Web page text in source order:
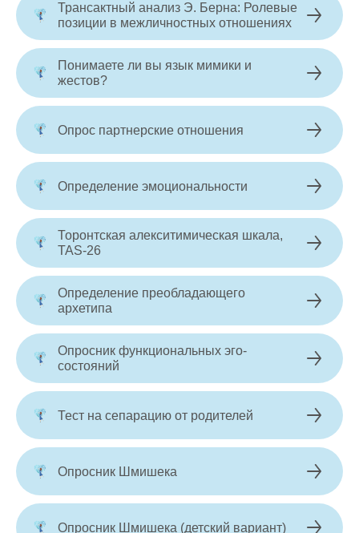
Трансактный анализ Э. Берна: Ролевые
позиции в межличностных отношениях
Понимаете ли вы язык мимики и
жестов?
Опрос партнерские отношения
Определение эмоциональности
Торонтская алекситимическая шкала,
TAS-26
Определение преобладающего
архетипа
Опросник функциональных эго-
состояний
Тест на сепарацию от родителей
Опросник Шмишека
Опросник Шмишека (детский вариант)